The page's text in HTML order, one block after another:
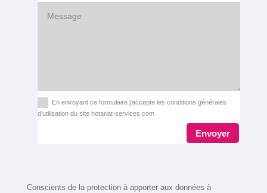
En envoyant ce formulaire j'accepte les conditions générales
d'utilisation du site notariat-services.com
Envoyer
Conscients de la protection à apporter aux données à